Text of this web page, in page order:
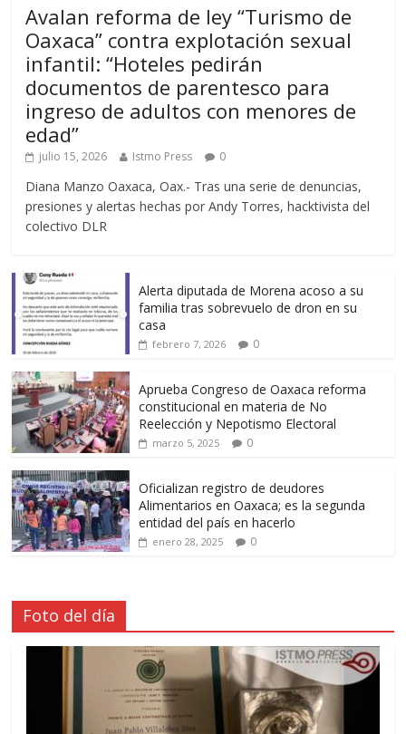
Avalan reforma de ley “Turismo de
Oaxaca” contra explotación sexual
infantil: “Hoteles pedirán
documentos de parentesco para
ingreso de adultos con menores de
edad”
julio 15, 2026 Istmo Press 0
Diana Manzo Oaxaca, Oax.- Tras una serie de denuncias,
presiones y alertas hechas por Andy Torres, hacktivista del
colectivo DLR
Alerta diputada de Morena acoso a su
familia tras sobrevuelo de dron en su
casa
febrero 7, 2026 0
Aprueba Congreso de Oaxaca reforma
constitucional en materia de No
Reelección y Nepotismo Electoral
marzo 5, 2025 0
Oficializan registro de deudores
Alimentarios en Oaxaca; es la segunda
entidad del país en hacerlo
enero 28, 2025 0
Foto del día